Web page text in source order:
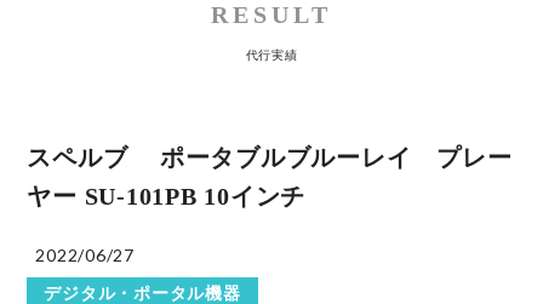
RESULT
代行実績
スペルブ ポータブルブルーレイ プレー
ヤー SU-101PB 10インチ
2022/06/27
デジタル・ポータル機器